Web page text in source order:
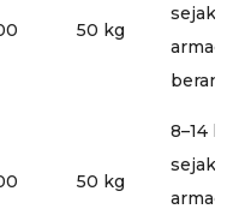
50 kg
sejak
armada
50 kg
8–14 hari
sejak
armada